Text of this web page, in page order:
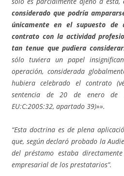
considerado que podría
únicamente en el supuesto de
contrato con la actividad
tan tenue que pudiera
sólo tuviera un papel
operación, considerada
hubiera celebrado el contrato
sentencia de 20 de enero de
EU:C:2005:32, apartado 39)»».
“Esta doctrina es de plena
que, según declaró probado la
del préstamo estaba
empresarial de los prestatarios”.